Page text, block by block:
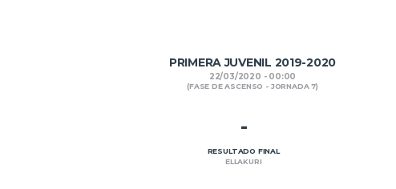
PRIMERA JUVENIL 2019-2020
22/03/2020 - 00:00
(FASE DE ASCENSO - JORNADA 7)
-
RESULTADO FINAL
ELLAKURI